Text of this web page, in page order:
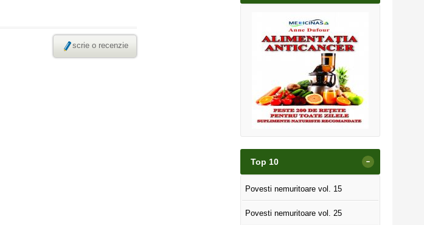
scrie o recenzie
Top 10 -
Povesti nemuritoare vol. 15
Povesti nemuritoare vol. 25